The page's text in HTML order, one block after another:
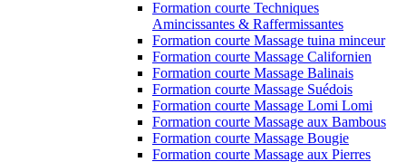
Formation courte Techniques
Amincissantes & Raffermissantes
Formation courte Massage tuina minceur
Formation courte Massage Californien
Formation courte Massage Balinais
Formation courte Massage Suédois
Formation courte Massage Lomi Lomi
Formation courte Massage aux Bambous
Formation courte Massage Bougie
Formation courte Massage aux Pierres